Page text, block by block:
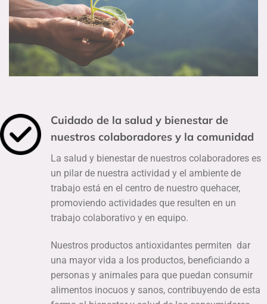
Cuidado de la salud y bienestar de
nuestros colaboradores y la comunidad
La salud y bienestar de nuestros colaboradores es
un pilar de nuestra actividad y el ambiente de
trabajo está en el centro de nuestro quehacer,
promoviendo actividades que resulten en un
trabajo colaborativo y en equipo.
Nuestros productos antioxidantes permiten dar
una mayor vida a los productos, beneficiando a
personas y animales para que puedan consumir
alimentos inocuos y sanos, contribuyendo de esta